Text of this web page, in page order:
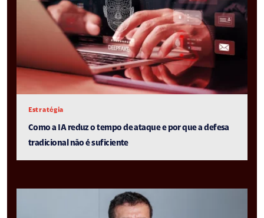
Estratégia
Como a IA reduz o tempo de ataque e por que a defesa
tradicional não é suficiente